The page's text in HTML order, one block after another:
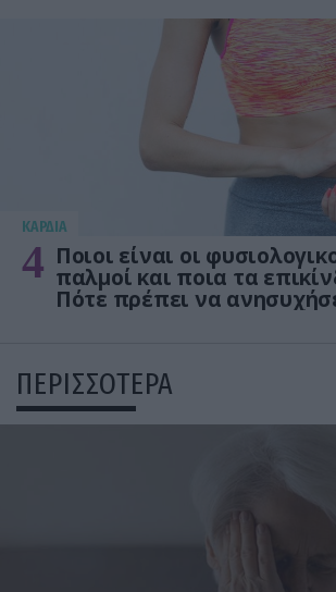
KΑΡΔΙΑ
4 Ποιοι είναι οι
παλμοί και ποια τα
Πότε πρέπει να
ΠΕΡΙΣΣΟΤΕΡΑ